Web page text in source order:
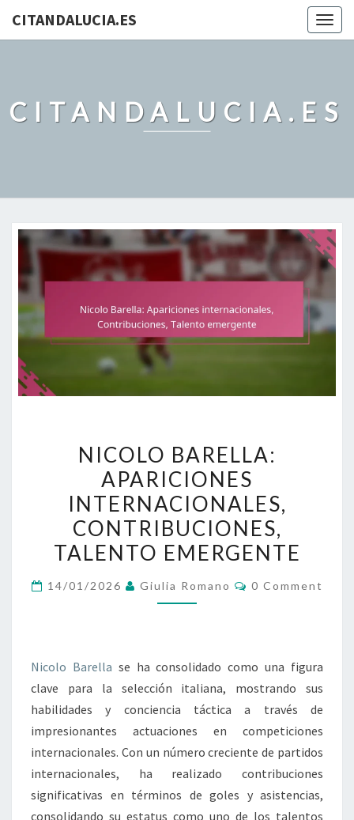
CITANDALUCIA.ES
CITANDALUCIA.ES
BARELLA:
APARICIONES
INTERNACIONALES,
CONTRIBUCIONES,
TALENTO
EMERGENTE
NICOLO BARELLA:
APARICIONES
INTERNACIONALES,
CONTRIBUCIONES,
TALENTO EMERGENTE
14/01/2026 Giulia Romano Comments
0 Comment
Nicolo Barella se ha consolidado como una figura
clave para la selección italiana, mostrando sus
habilidades y conciencia táctica a través de
impresionantes actuaciones en competiciones
internacionales. Con un número creciente de partidos
internacionales, ha realizado contribuciones
significativas en términos de goles y asistencias,
consolidando su estatus como uno de los talentos